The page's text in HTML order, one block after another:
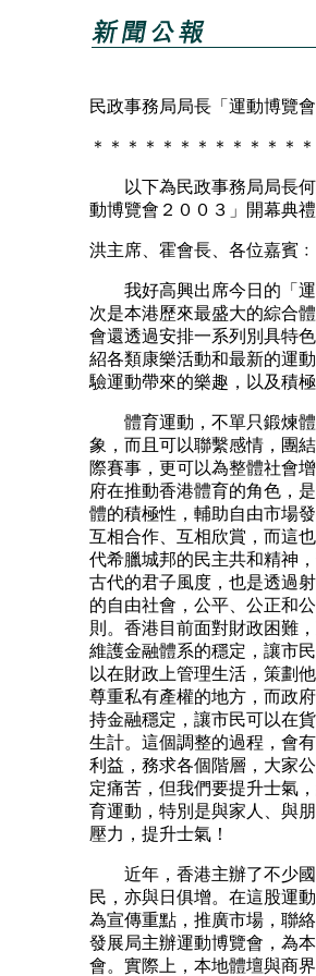
民政事務局局長「運動博覽
＊＊＊＊＊＊＊＊＊＊＊＊
以下為民政事務局局長何
動博覽會２００３」開幕典
洪主席、霍會長、各位嘉賓﹕
我好高興出席今日的「運
次是本港歷來最盛大的綜合
會還透過安排一系列別具特
紹各類康樂活動和最新的運
驗運動帶來的樂趣，以及積
體育運動，不單只鍛煉體
象，而且可以聯繫感情，團
際賽事，更可以為整體社會
府在推動香港體育的角色，
體的積極性，輔助自由市場
互相合作、互相欣賞，而這
代希臘城邦的民主共和精神
古代的君子風度，也是透過
的自由社會，公平、公正和
則。香港目前面對財政困難
維護金融體系的穩定，讓市
以在財政上管理生活，策劃
尊重私有產權的地方，而政
持金融穩定，讓市民可以在
生計。這個調整的過程，會
利益，務求各個階層，大家
定痛苦，但我們要提升士氣
育運動，特別是與家人、與
壓力，提升士氣！
近年，香港主辦了不少國
民，亦與日俱增。在這股運
為宣傳重點，推廣市場，聯
發展局主辦運動博覽會，為
會。實際上，本地體壇與商